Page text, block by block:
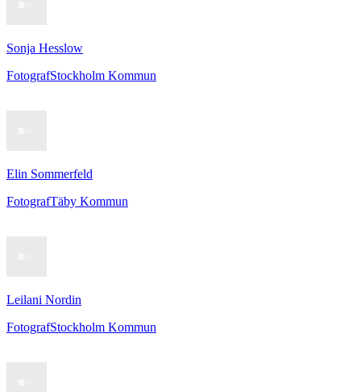
Sonja Hesslow
FotografStockholm Kommun
Elin Sommerfeld
FotografTäby Kommun
Leilani Nordin
FotografStockholm Kommun